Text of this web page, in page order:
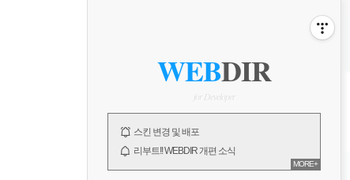
WEBDIR
for Developer
NOTICE스킨 변경 및 배포
리부트!! WEBDIR 개편 소식
오픈!! WEBDIR 블로그 소개
MORE+